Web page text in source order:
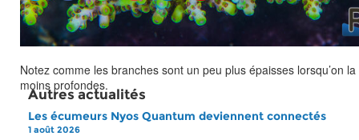
Notez comme les branches sont un peu plus épaisses lorsqu’on
moins profondes.
Autres actualités
Les écumeurs Nyos Quantum deviennent connectés
1 août 2026